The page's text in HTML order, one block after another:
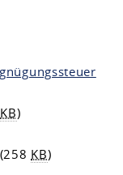
KB)
(258 KB)